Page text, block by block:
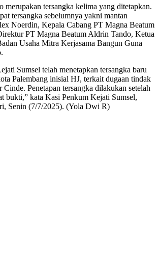
tersangka kelima yang ditetapkan.
tersangka sebelumnya yakni mantan
Noerdin, Kepala Cabang PT Magna Beatum
PT Magna Beatum Aldrin Tando, Ketua
Usaha Mitra Kerjasama Bangun Guna
Sumsel telah menetapkan tersangka baru
Palembang inisial HJ, terkait dugaan tindak
Cinde. Penetapan tersangka dilakukan setelah
bukti,” kata Kasi Penkum Kejati Sumsel,
Senin (7/7/2025). (Yola Dwi R)